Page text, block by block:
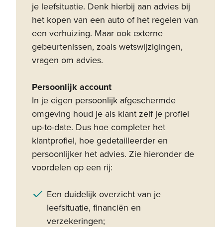
je leefsituatie. Denk hierbij aan advies bij
het kopen van een auto of het regelen van
een verhuizing. Maar ook externe
gebeurtenissen, zoals wetswijzigingen,
vragen om advies.
Persoonlijk account
In je eigen persoonlijk afgeschermde
omgeving houd je als klant zelf je profiel
up-to-date. Dus hoe completer het
klantprofiel, hoe gedetailleerder en
persoonlijker het advies. Zie hieronder de
voordelen op een rij:
Een duidelijk overzicht van je
leefsituatie, financiën en
verzekeringen;